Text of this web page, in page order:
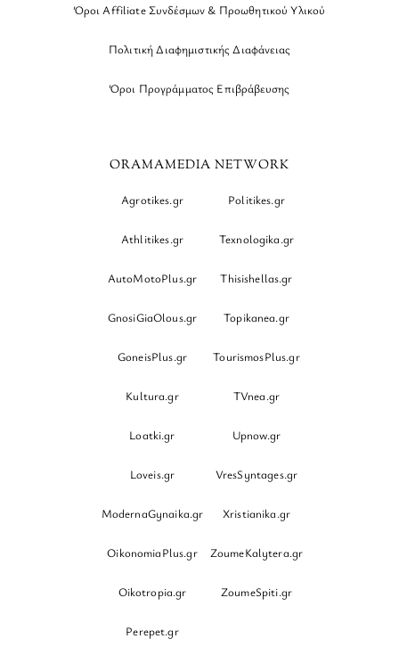
Όροι Affiliate Συνδέσμων & Προωθητικού Υλικού
Πολιτική Διαφημιστικής Διαφάνειας
Όροι Προγράμματος Επιβράβευσης
ORAMAMEDIA NETWORK
Agrotikes.gr Politikes.gr
Athlitikes.gr Texnologika.gr
AutoMotoPlus.gr Thisishellas.gr
GnosiGiaOlous.gr Topikanea.gr
GoneisPlus.gr TourismosPlus.gr
Kultura.gr TVnea.gr
Loatki.gr Upnow.gr
Loveis.gr VresSyntages.gr
ModernaGynaika.gr Xristianika.gr
OikonomiaPlus.gr ZoumeKalytera.gr
Oikotropia.gr ZoumeSpiti.gr
Perepet.gr